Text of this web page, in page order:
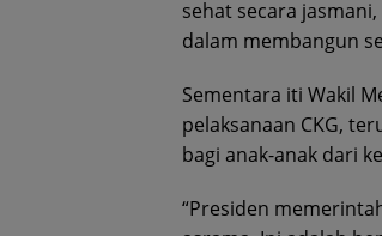
sehat secara
dalam membangun
Sementara iti Wakil
pelaksanaan CKG,
bagi anak-anak dari
“Presiden